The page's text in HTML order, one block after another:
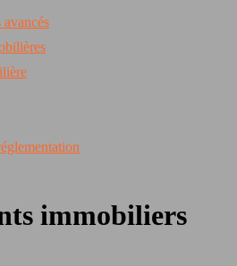
immobiliers